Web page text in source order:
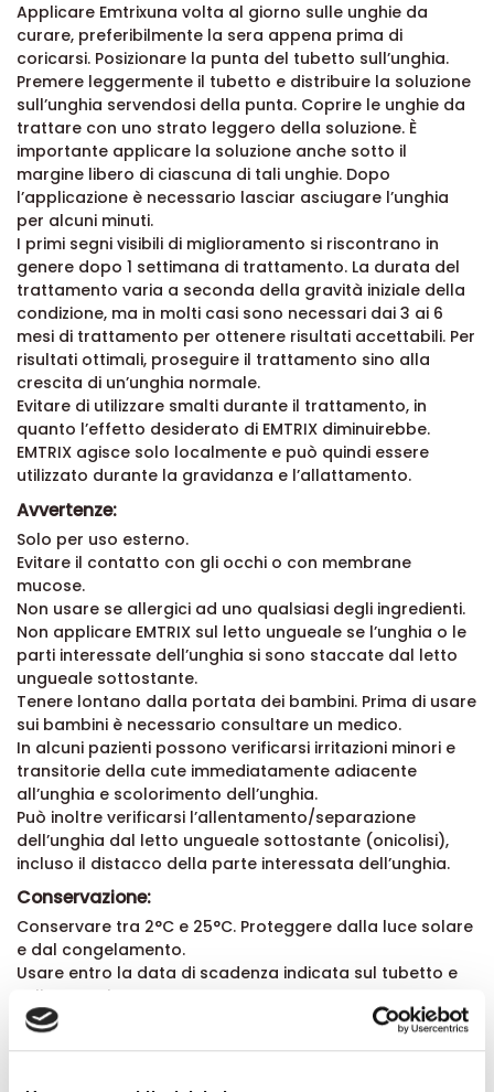
Applicare Emtrixuna volta al giorno sulle unghie da
curare, preferibilmente la sera appena prima di
coricarsi. Posizionare la punta del tubetto sull’unghia.
Premere leggermente il tubetto e distribuire la soluzione
sull’unghia servendosi della punta. Coprire le unghie da
trattare con uno strato leggero della soluzione. È
importante applicare la soluzione anche sotto il
margine libero di ciascuna di tali unghie. Dopo
l’applicazione è necessario lasciar asciugare l’unghia
per alcuni minuti.
I primi segni visibili di miglioramento si riscontrano in
genere dopo 1 settimana di trattamento. La durata del
trattamento varia a seconda della gravità iniziale della
condizione, ma in molti casi sono necessari dai 3 ai 6
mesi di trattamento per ottenere risultati accettabili. Per
risultati ottimali, proseguire il trattamento sino alla
crescita di un’unghia normale.
Evitare di utilizzare smalti durante il trattamento, in
quanto l’effetto desiderato di EMTRIX diminuirebbe.
EMTRIX agisce solo localmente e può quindi essere
utilizzato durante la gravidanza e l’allattamento.
Avvertenze:
Solo per uso esterno.
Evitare il contatto con gli occhi o con membrane
mucose.
Non usare se allergici ad uno qualsiasi degli ingredienti.
Non applicare EMTRIX sul letto ungueale se l’unghia o le
parti interessate dell’unghia si sono staccate dal letto
ungueale sottostante.
Tenere lontano dalla portata dei bambini. Prima di usare
sui bambini è necessario consultare un medico.
In alcuni pazienti possono verificarsi irritazioni minori e
transitorie della cute immediatamente adiacente
all’unghia e scolorimento dell’unghia.
Può inoltre verificarsi l’allentamento/separazione
dell’unghia dal letto ungueale sottostante (onicolisi),
incluso il distacco della parte interessata dell’unghia.
Conservazione:
Conservare tra 2°C e 25°C. Proteggere dalla luce solare
e dal congelamento.
Usare entro la data di scadenza indicata sul tubetto e
sulla scatola esterna.
Validità a confezionamento integro: 30 mesi.
Formato: